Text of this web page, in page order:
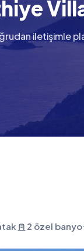
iletişimle
2 özel banyo